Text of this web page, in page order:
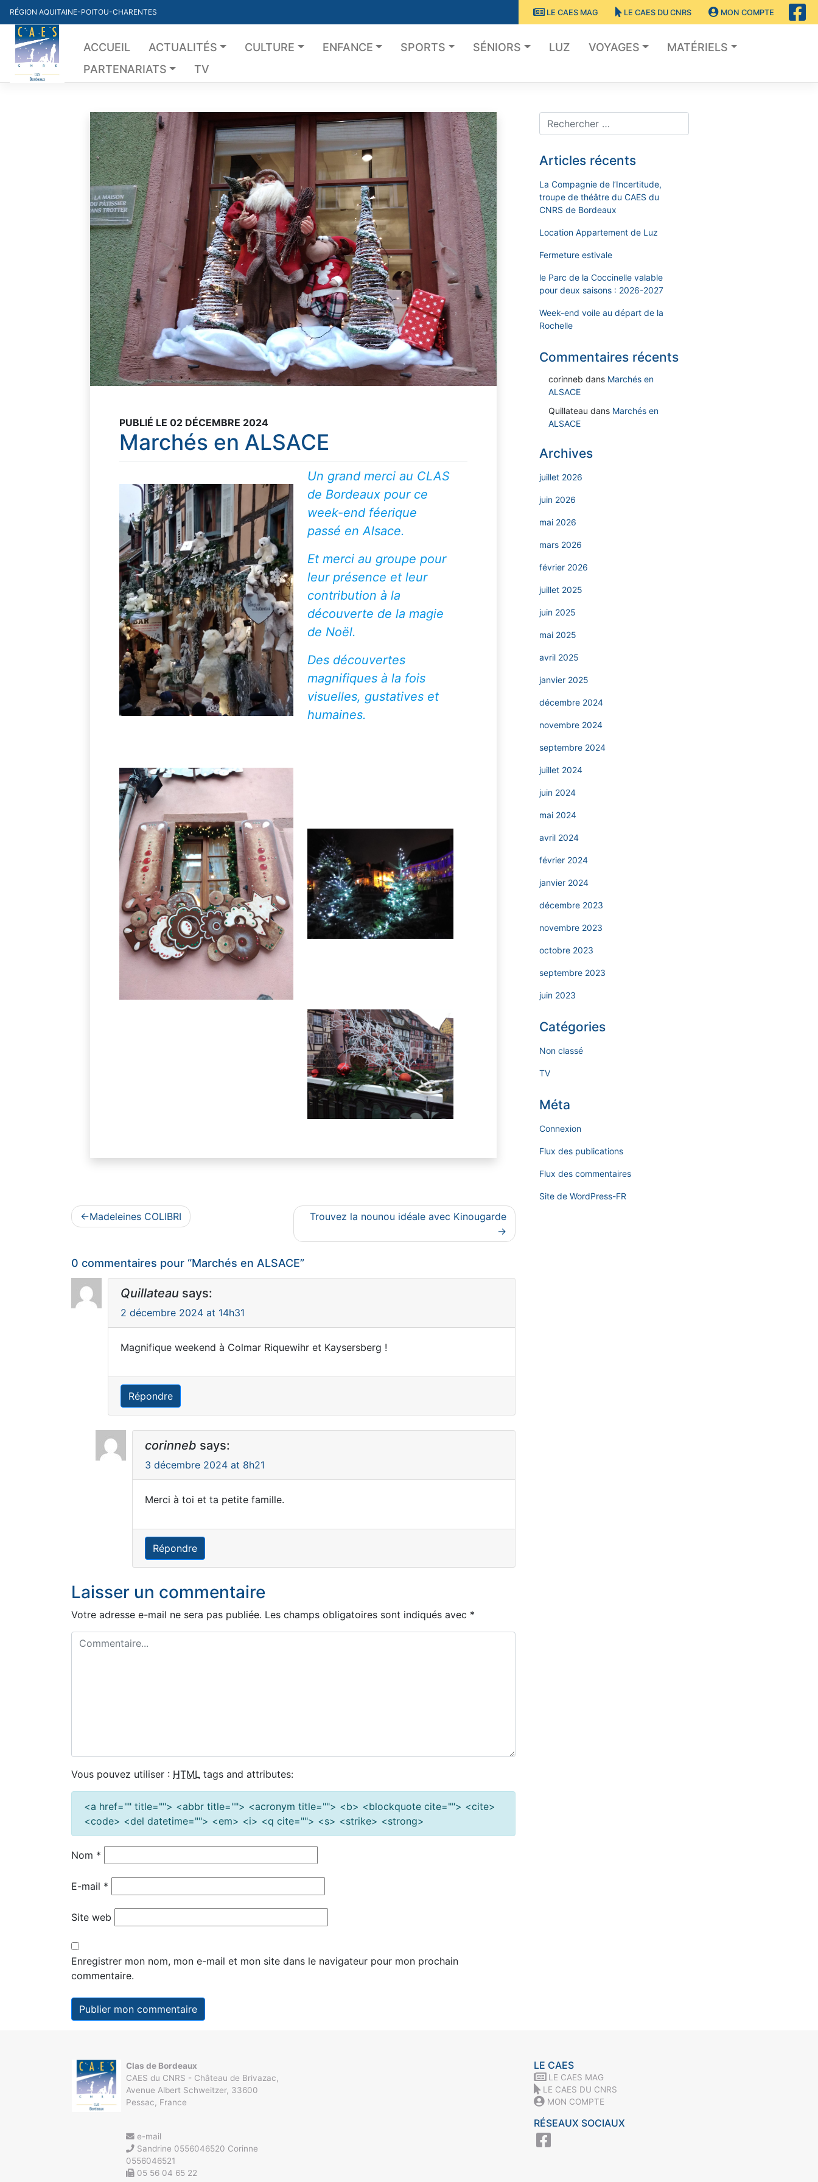
Skip
to
content
RÉGION AQUITAINE-POITOU-CHARENTES LE CAES MAG LE CAES DU CNRS MON COMPTE
ACCUEIL ACTUALITÉS CULTURE ENFANCE SPORTS SÉNIORS LUZ VOYAGES
MATÉRIELS
PARTENARIATS
TV
PUBLIÉ LE 02 DÉCEMBRE 2024
Marchés en ALSACE
Un grand merci au CLAS
de Bordeaux pour ce
week-end féerique
passé en Alsace.
Et merci au groupe pour
leur présence et leur
contribution à la
découverte de la magie
de Noël.
Des découvertes
magnifiques à la fois
visuelles, gustatives et
humaines.
Navigation
l’article
Madeleines COLIBRI Trouvez la nounou idéale avec Kinougarde
0 commentaires pour “Marchés en ALSACE”
Quillateau says:
2 décembre 2024 at 14h31
Magnifique weekend à Colmar Riquewihr et Kaysersberg !
Répondre
corinneb says:
3 décembre 2024 at 8h21
Merci à toi et ta petite famille.
Répondre
Laisser un commentaire
Votre adresse e-mail ne sera pas publiée. Les champs obligatoires sont indiqués avec *
Vous pouvez utiliser : HTML tags and attributes:
<a href="" title=""> <abbr title=""> <acronym title=""> <b> <blockquote cite=""> <cite>
<code> <del datetime=""> <em> <i> <q cite=""> <s> <strike> <strong>
Nom *
E-mail *
Site web
Enregistrer mon nom, mon e-mail et mon site dans le navigateur pour mon prochain
commentaire.
Articles récents
La Compagnie de l’Incertitude,
troupe de théâtre du CAES du
CNRS de Bordeaux
Location Appartement de Luz
Fermeture estivale
le Parc de la Coccinelle valable
pour deux saisons : 2026-2027
Week-end voile au départ de la
Rochelle
Commentaires récents
corinneb dans Marchés en
ALSACE
Quillateau dans Marchés en
ALSACE
Archives
juillet 2026
juin 2026
mai 2026
mars 2026
février 2026
juillet 2025
juin 2025
mai 2025
avril 2025
janvier 2025
décembre 2024
novembre 2024
septembre 2024
juillet 2024
juin 2024
mai 2024
avril 2024
février 2024
janvier 2024
décembre 2023
novembre 2023
octobre 2023
septembre 2023
juin 2023
Catégories
Non classé
TV
Méta
Connexion
Flux des publications
Flux des commentaires
Site de WordPress-FR
Clas de Bordeaux
CAES du CNRS - Château de Brivazac,
Avenue Albert Schweitzer, 33600
Pessac, France
e-mail
Sandrine 0556046520 Corinne
0556046521
05 56 04 65 22
LE CAES
LE CAES MAG
LE CAES DU CNRS
MON COMPTE
RÉSEAUX SOCIAUX